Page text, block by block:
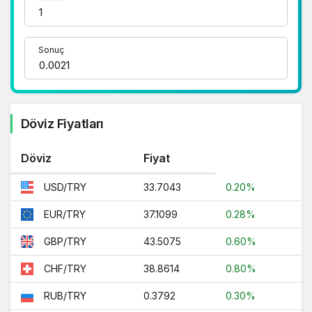
adrestesiniz..
1 Dolar Kaç TL ?
1 Euro Kaç TL ?
1 Euro Kaç TL ?
1 CHF Kaç TL ?
1 CNY Kaç TL ?
Sonuç
Döviz Fiyatları
Döviz Fiyat
USD/TRY 33.7043 0.20%
EUR/TRY 37.1099 0.28%
GBP/TRY 43.5075 0.60%
CHF/TRY 38.8614 0.80%
RUB/TRY 0.3792 0.30%